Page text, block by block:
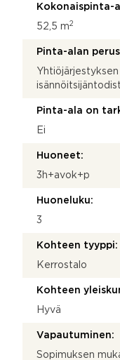
t
Kokonaispinta-
52,5 m2
Pinta-alan
Yhtiöjärjestyksen
Pinta-ala on
Ei
Huoneet:
3h+avok+p
Huoneluku:
3
Kohteen tyyppi:
Kerrostalo
Kohteen
Hyvä
Vapautuminen:
Sopimuksen